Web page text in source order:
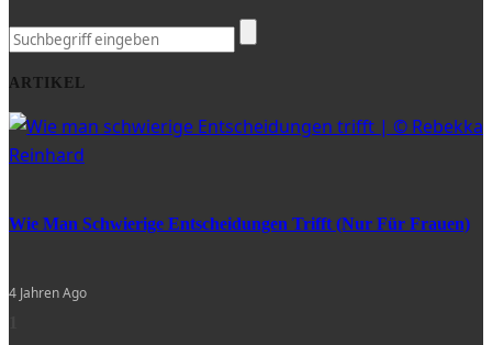
ARTIKEL
Wie Man Schwierige Entscheidungen Trifft (nur Für Frauen)
4 Jahren Ago